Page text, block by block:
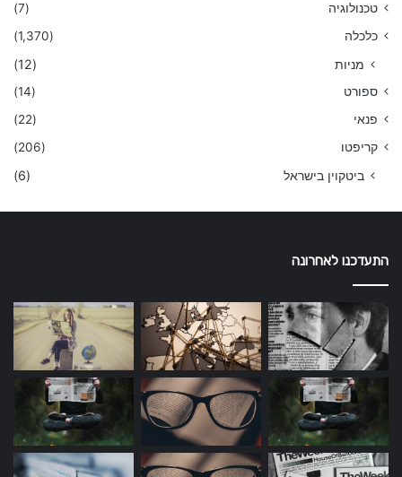
טכנולוגיה
(7)
כלכלה
(1,370)
מניות (12)
ספורט
(14)
פנאי
(22)
קריפטו
(206)
ביטקוין בישראל (6)
התעדכנו לאחרונה